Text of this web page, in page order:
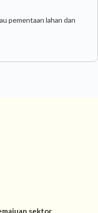
pementaan lahan dan
sektor